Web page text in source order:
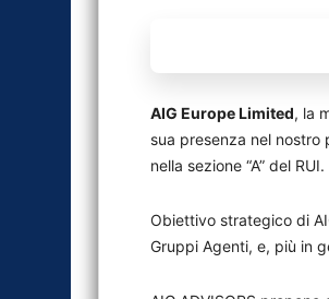
AIG Europe Limited, la
sua presenza nel nostro
nella sezione “A” del RUI.
Obiettivo strategico di
Gruppi Agenti, e, più in